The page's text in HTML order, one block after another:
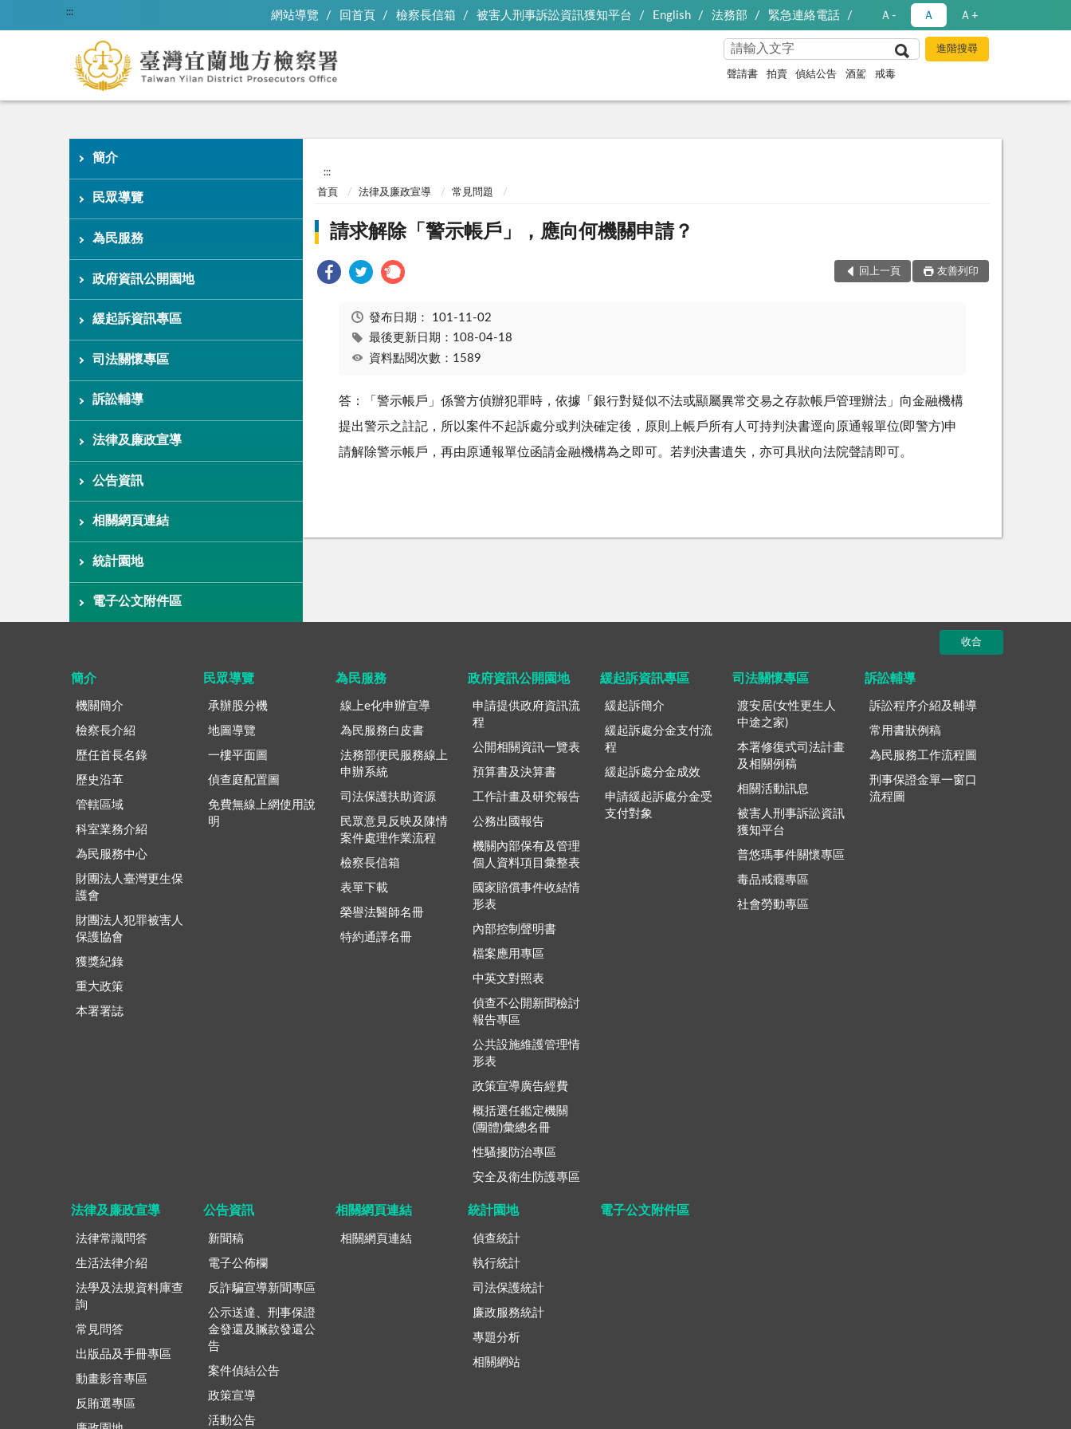
::: 網站導覽 回首頁 檢察長信箱 被害人刑事訴訟資訊獲知平台 English 法務部 緊急連絡電話 Ａ- Ａ Ａ+
聲請書 拍賣 偵結公告 酒駕 戒毒
簡介
民眾導覽
為民服務
政府資訊公開園地
緩起訴資訊專區
司法關懷專區
訴訟輔導
法律及廉政宣導
公告資訊
相關網頁連結
統計園地
電子公文附件區
:::
首頁 法律及廉政宣導 常見問題
請求解除「警示帳戶」，應向何機關申請？
回上一頁 友善列印
發布日期： 101-11-02
最後更新日期：108-04-18
資料點閱次數：1589
答：「警示帳戶」係警方偵辦犯罪時，依據「銀行對疑似不法或顯屬異常交易之存款帳戶管理辦法」向金融機構
提出警示之註記，所以案件不起訴處分或判決確定後，原則上帳戶所有人可持判決書逕向原通報單位(即警方)申
請解除警示帳戶，再由原通報單位函請金融機構為之即可。若判決書遺失，亦可具狀向法院聲請即可。
收合
簡介
機關簡介
檢察長介紹
歷任首長名錄
歷史沿革
管轄區域
科室業務介紹
為民服務中心
財團法人臺灣更生保
護會
財團法人犯罪被害人
保護協會
獲獎紀錄
重大政策
本署署誌
民眾導覽
承辦股分機
地圖導覽
一樓平面圖
偵查庭配置圖
免費無線上網使用說
明
為民服務
線上e化申辦宣導
為民服務白皮書
法務部便民服務線上
申辦系統
司法保護扶助資源
民眾意見反映及陳情
案件處理作業流程
檢察長信箱
表單下載
榮譽法醫師名冊
特約通譯名冊
政府資訊公開園地
申請提供政府資訊流
程
公開相關資訊一覽表
預算書及決算書
工作計畫及研究報告
公務出國報告
機關內部保有及管理
個人資料項目彙整表
國家賠償事件收結情
形表
內部控制聲明書
檔案應用專區
中英文對照表
偵查不公開新聞檢討
報告專區
公共設施維護管理情
形表
政策宣導廣告經費
概括選任鑑定機關
(團體)彙總名冊
性騷擾防治專區
安全及衛生防護專區
緩起訴資訊專區
緩起訴簡介
緩起訴處分金支付流
程
緩起訴處分金成效
申請緩起訴處分金受
支付對象
司法關懷專區
渡安居(女性更生人
中途之家)
本署修復式司法計畫
及相關例稿
相關活動訊息
被害人刑事訴訟資訊
獲知平台
普悠瑪事件關懷專區
毒品戒癮專區
社會勞動專區
訴訟輔導
訴訟程序介紹及輔導
常用書狀例稿
為民服務工作流程圖
刑事保證金單一窗口
流程圖
法律及廉政宣導
法律常識問答
生活法律介紹
法學及法規資料庫查
詢
常見問答
出版品及手冊專區
動畫影音專區
反賄選專區
公告資訊
新聞稿
電子公佈欄
反詐騙宣導新聞專區
公示送達、刑事保證
金發還及贓款發還公
告
案件偵結公告
政策宣導
活動公告
相關網頁連結
相關網頁連結
統計園地
偵查統計
執行統計
司法保護統計
廉政服務統計
專題分析
相關網站
電子公文附件區